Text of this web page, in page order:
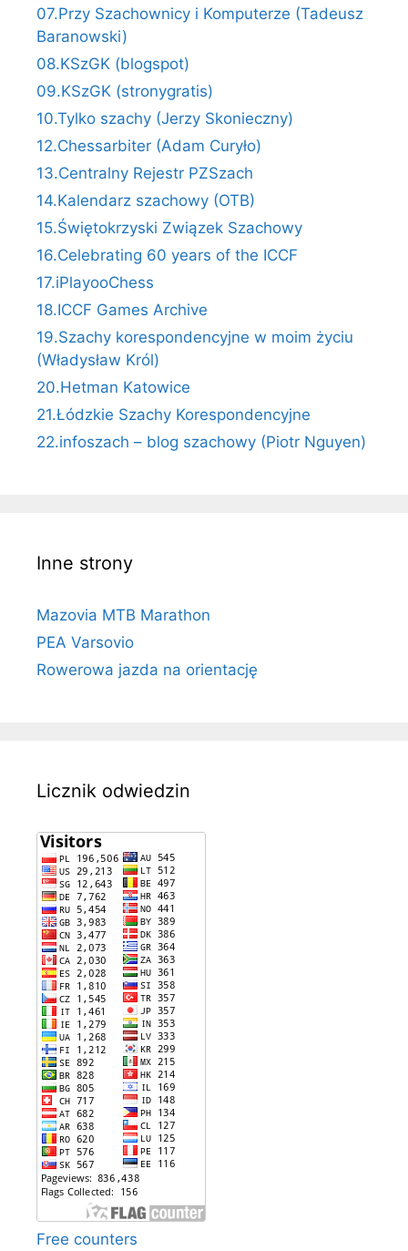
07.Przy Szachownicy i Komputerze (Tadeusz
Baranowski)
08.KSzGK (blogspot)
09.KSzGK (stronygratis)
10.Tylko szachy (Jerzy Skonieczny)
12.Chessarbiter (Adam Curyło)
13.Centralny Rejestr PZSzach
14.Kalendarz szachowy (OTB)
15.Świętokrzyski Związek Szachowy
16.Celebrating 60 years of the ICCF
17.iPlayooChess
18.ICCF Games Archive
19.Szachy korespondencyjne w moim życiu
(Władysław Król)
20.Hetman Katowice
21.Łódzkie Szachy Korespondencyjne
22.infoszach – blog szachowy (Piotr Nguyen)
Inne strony
Mazovia MTB Marathon
PEA Varsovio
Rowerowa jazda na orientację
Licznik odwiedzin
Free counters